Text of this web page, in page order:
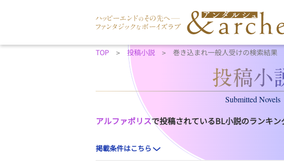
TOP 投稿小説 巻き込まれ一般人受けの検索結果
Submitted Novels
アルファポリスで投稿されているBL小説のランキン
掲載条件はこちら